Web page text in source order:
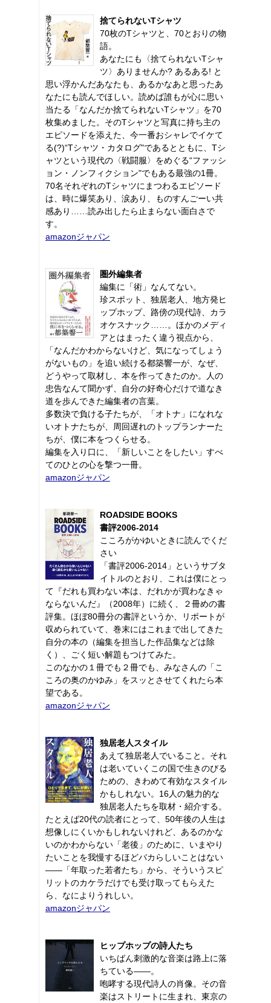
捨てられないTシャツ
70枚のTシャツと、70とおりの物
語。
あなたにも〈捨てられないTシャ
ツ〉ありませんか? あるある! と
思い浮かんだあなたも、あるかなあと思ったあ
なたにも読んでほしい。読めば誰もが心に思い
当たる「なんだか捨てられないTシャツ」を70
枚集めました。そのTシャツと写真に持ち主の
エピソードを添えた、今一番おシャレでイケて
る(?)“Tシャツ・カタログ"であるとともに、Tシ
ャツという現代の〈戦闘服〉をめぐる“ファッシ
ョン・ノンフィクション"でもある最強の1冊。
70名それぞれのTシャツにまつわるエピソード
は、時に爆笑あり、涙あり、ものすんごーい共
感あり……読み出したら止まらない面白さで
す。
amazonジャパン
圏外編集者
編集に「術」なんてない。
珍スポット、独居老人、地方発ヒ
ップホップ、路傍の現代詩、カラ
オケスナック……。ほかのメディ
アとはまったく違う視点から、
「なんだかわからないけど、気になってしょう
がないもの」を追い続ける都築響一が、なぜ、
どうやって取材し、本を作ってきたのか。人の
忠告なんて聞かず、自分の好奇心だけで道なき
道を歩んできた編集者の言葉。
多数決で負ける子たちが、「オトナ」になれな
いオトナたちが、周回遅れのトップランナーた
ちが、僕に本をつくらせる。
編集を入り口に、「新しいことをしたい」すべ
てのひとの心を撃つ一冊。
amazonジャパン
ROADSIDE BOOKS
書評2006-2014
こころがかゆいときに読んでくだ
さい
「書評2006-2014」というサブタ
イトルのとおり、これは僕にとっ
て『だれも買わない本は、だれかが買わなきゃ
ならないんだ』（2008年）に続く、２冊めの書
評集。ほぼ80冊分の書評というか、リポートが
収められていて、巻末にはこれまで出してきた
自分の本の（編集を担当した作品集などは除
く）、ごく短い解題もつけてみた。
このなかの１冊でも２冊でも、みなさんの「こ
ころの奥のかゆみ」をスッとさせてくれたら本
望である。
amazonジャパン
独居老人スタイル
あえて独居老人でいること。それ
は老いていくこの国で生きのびる
ための、きわめて有効なスタイル
かもしれない。16人の魅力的な
独居老人たちを取材・紹介する。
たとえば20代の読者にとって、50年後の人生は
想像しにくいかもしれないけれど、あるのかな
いのかわからない「老後」のために、いまやり
たいことを我慢するほどバカらしいことはない
――「年取った若者たち」から、そういうスピ
リットのカケラだけでも受け取ってもらえた
ら、なによりうれしい。
amazonジャパン
ヒップホップの詩人たち
いちばん刺激的な音楽は路上に落
ちている――。
咆哮する現代詩人の肖像。その音
楽はストリートに生まれ、東京の